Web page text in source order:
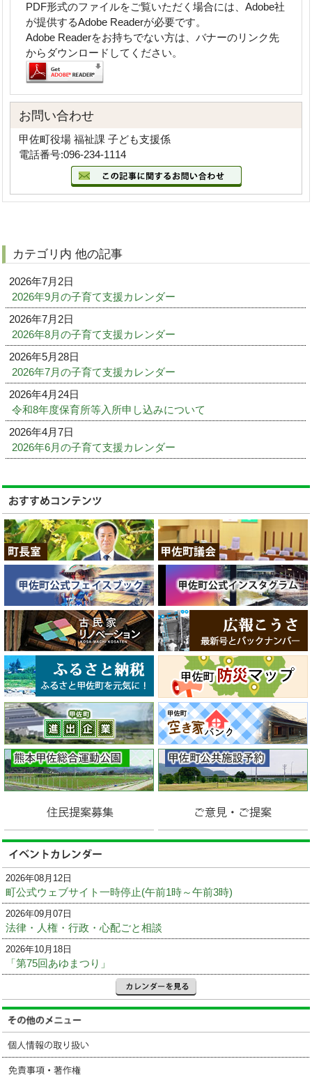
PDF形式のファイルをご覧いただく場合には、Adobe社
が提供するAdobe Readerが必要です。
Adobe Readerをお持ちでない方は、バナーのリンク先
からダウンロードしてください。
お問い合わせ
甲佐町役場 福祉課 子ども支援係
電話番号:096-234-1114
カテゴリ内 他の記事
2026年7月2日
2026年9月の子育て支援カレンダー
2026年7月2日
2026年8月の子育て支援カレンダー
2026年5月28日
2026年7月の子育て支援カレンダー
2026年4月24日
令和8年度保育所等入所申し込みについて
2026年4月7日
2026年6月の子育て支援カレンダー
2026年08月12日
町公式ウェブサイト一時停止(午前1時～午前3時)
2026年09月07日
法律・人権・行政・心配ごと相談
2026年10月18日
「第75回あゆまつり」